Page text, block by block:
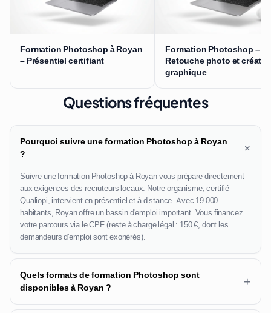
Formation Photoshop à Royan
– Présentiel certifiant
Formation Photoshop –
Retouche photo et
graphique
Questions fréquentes
Pourquoi suivre une formation Photoshop à Royan
?
+
Suivre une formation Photoshop à Royan vous prépare directement
aux exigences des recruteurs locaux. Notre organisme, certifié
Qualiopi, intervient en présentiel et à distance. Avec 19 000
habitants, Royan offre un bassin d'emploi important. Vous financez
votre parcours via le CPF (reste à charge légal : 150 €, dont les
demandeurs d'emploi sont exonérés).
Quels formats de formation Photoshop sont
disponibles à Royan ?
+